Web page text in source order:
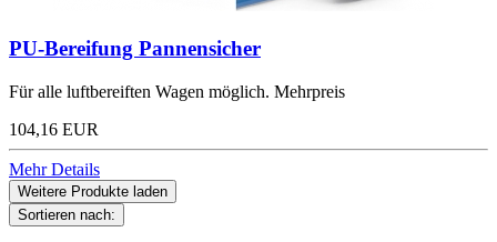
PU-Bereifung Pannensicher
Für alle luftbereiften Wagen möglich. Mehrpreis
104,16 EUR
Mehr Details
Weitere Produkte laden
Sortieren nach: